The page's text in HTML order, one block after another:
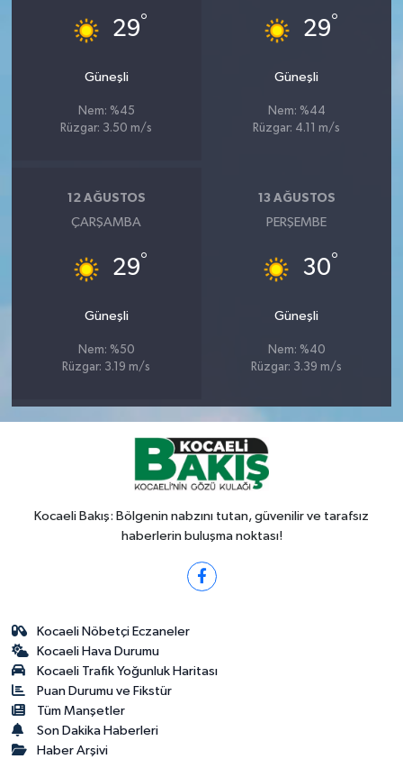
29°
Güneşli
Nem: %45
Rüzgar: 3.50 m/s
29°
Güneşli
Nem: %44
Rüzgar: 4.11 m/s
12 AĞUSTOS
ÇARŞAMBA
29°
Güneşli
Nem: %50
Rüzgar: 3.19 m/s
13 AĞUSTOS
PERŞEMBE
30°
Güneşli
Nem: %40
Rüzgar: 3.39 m/s
Kocaeli Bakış: Bölgenin nabzını tutan, güvenilir ve tarafsız
haberlerin buluşma noktası!
Kocaeli Nöbetçi Eczaneler
Kocaeli Hava Durumu
Kocaeli Trafik Yoğunluk Haritası
Puan Durumu ve Fikstür
Tüm Manşetler
Son Dakika Haberleri
Haber Arşivi